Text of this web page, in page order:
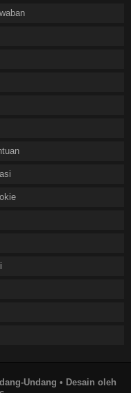
Undang • Desain oleh